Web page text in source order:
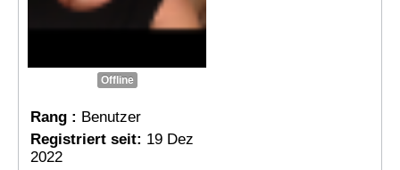
Offline
Rang : Benutzer
Registriert seit: 19 Dez
2022